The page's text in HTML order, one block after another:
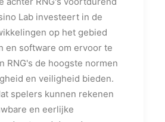
Lab investeert in de
op het gebied
en software om ervoor te
RNG's de hoogste normen
en veiligheid bieden.
spelers kunnen rekenen
en eerlijke